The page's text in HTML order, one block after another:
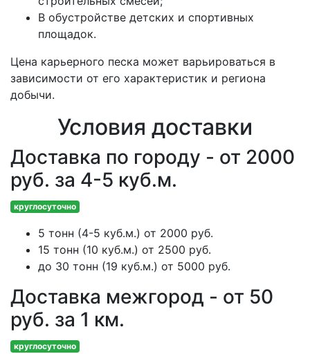
В обустройстве детских и спортивных
площадок.
Цена карьерного песка может варьироваться в
зависимости от его характеристик и региона
добычи.
Условия доставки
Доставка по городу - от 2000
руб. за 4-5 куб.м.
круглосуточно
5 тонн (4-5 куб.м.) от 2000 руб.
15 тонн (10 куб.м.) от 2500 руб.
до 30 тонн (19 куб.м.) от 5000 руб.
Доставка межгород - от 50
руб. за 1 км.
круглосуточно